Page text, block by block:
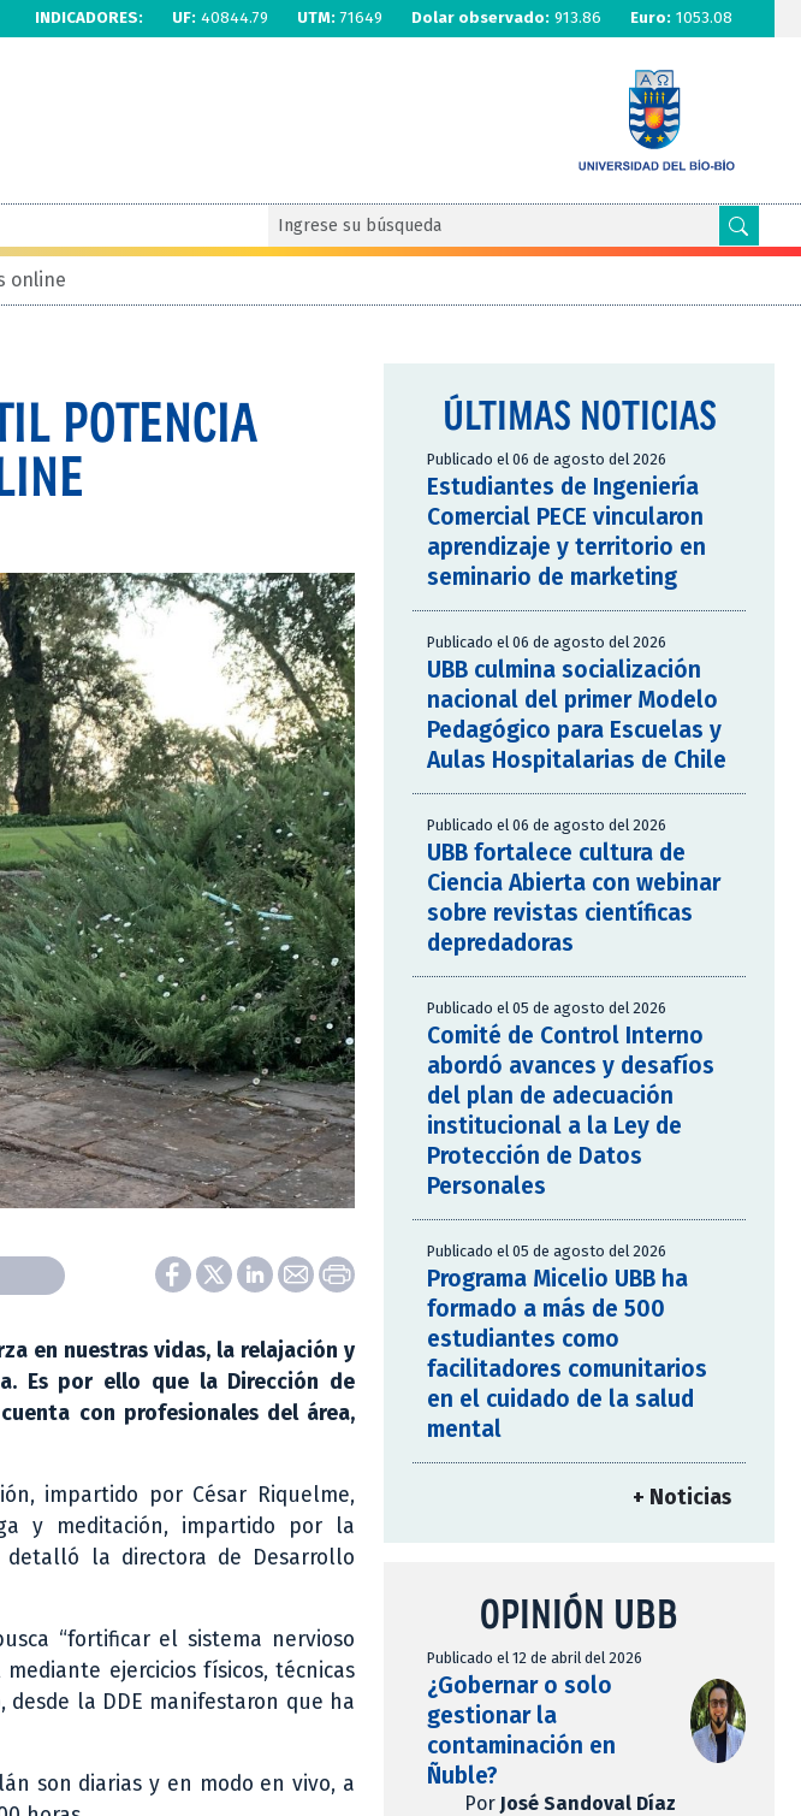
INDICADORES: UF: 40844.79 UTM: 71649 Dolar observado: 913.86 Euro: 1053.08
online
POTENCIA
en nuestras vidas, la relajación y
Es por ello que la Dirección de
con profesionales del área,
impartido por César Riquelme,
y meditación, impartido por la
detalló la directora de Desarrollo
“fortificar el sistema nervioso
ejercicios físicos, técnicas
desde la DDE manifestaron que ha
son diarias y en modo en vivo, a
ÚLTIMAS NOTICIAS
Publicado el 06 de agosto del 2026
Estudiantes de Ingeniería
Comercial PECE vincularon
aprendizaje y territorio en
seminario de marketing
Publicado el 06 de agosto del 2026
UBB culmina socialización
nacional del primer Modelo
Pedagógico para Escuelas y
Aulas Hospitalarias de Chile
Publicado el 06 de agosto del 2026
UBB fortalece cultura de
Ciencia Abierta con webinar
sobre revistas científicas
depredadoras
Publicado el 05 de agosto del 2026
Comité de Control Interno
abordó avances y desafíos
del plan de adecuación
institucional a la Ley de
Protección de Datos
Personales
Publicado el 05 de agosto del 2026
Programa Micelio UBB ha
formado a más de 500
estudiantes como
facilitadores comunitarios
en el cuidado de la salud
mental
+ Noticias
OPINIÓN UBB
Publicado el 12 de abril del 2026
¿Gobernar o solo
gestionar la
contaminación en
Ñuble?
Por José Sandoval Díaz